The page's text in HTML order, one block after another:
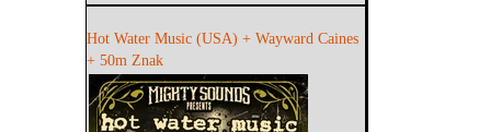
Hot Water Music (USA) + Wayward Caines
+ 50m Znak